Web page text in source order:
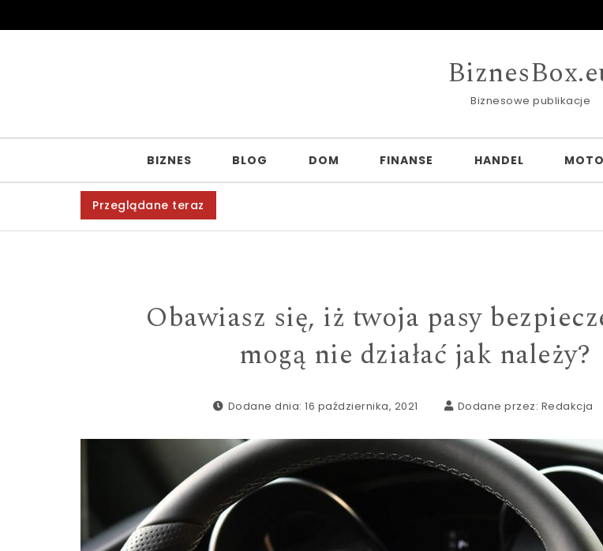
Biznesowe publikacje
BIZNES BLOG DOM FINANSE HANDEL
Przeglądane teraz
Obawiasz się, iż twoja pasy
mogą nie działać jak należy?
Dodane dnia: 16 października, 2021 Dodane przez: Redakcja